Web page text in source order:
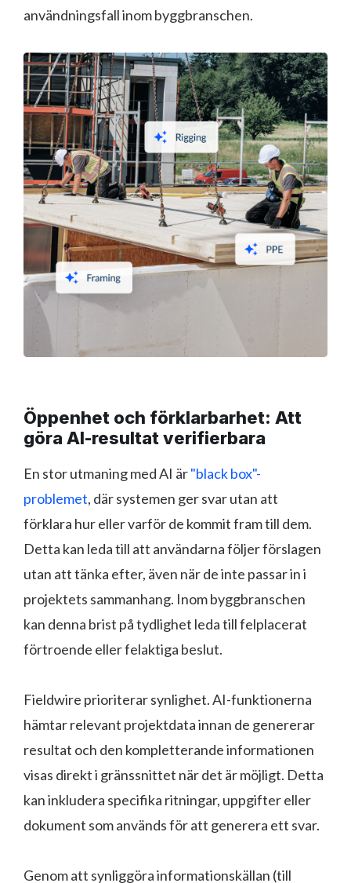
användningsfall inom byggbranschen.
Öppenhet och förklarbarhet: Att
göra AI-resultat verifierbara
En stor utmaning med AI är"black box"-
problemet, där systemen ger svar utan att
förklara hur eller varför de kommit fram till dem.
Detta kan leda till att användarna följer förslagen
utan att tänka efter, även när de inte passar in i
projektets sammanhang. Inom byggbranschen
kan denna brist på tydlighet leda till felplacerat
förtroende eller felaktiga beslut.
Fieldwire prioriterar synlighet. AI-funktionerna
hämtar relevant projektdata innan de genererar
resultat och den kompletterande informationen
visas direkt i gränssnittet när det är möjligt. Detta
kan inkludera specifika ritningar, uppgifter eller
dokument som används för att generera ett svar.
Genom att synliggöra informationskällan (till